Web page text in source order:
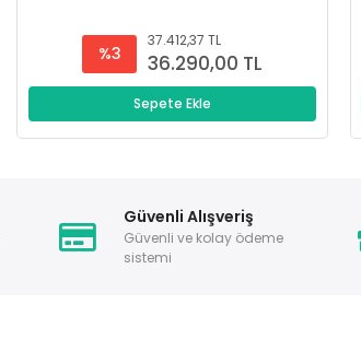
%3
37.412,37 TL
36.290,00 TL
Sepete Ekle
Güvenli Alışveriş
Güvenli ve kolay ödeme
sistemi